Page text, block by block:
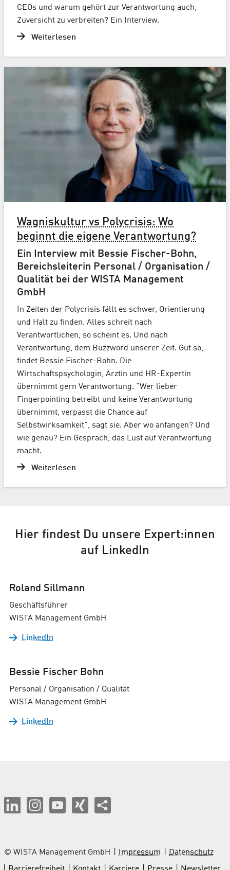
CEOs und warum gehört zur Verantwortung auch,
Zuversicht zu verbreiten? Ein Interview.
Weiterlesen
Wagniskultur vs Polycrisis: Wo
beginnt die eigene Verantwortung?
Ein Interview mit Bessie Fischer-Bohn,
Bereichsleiterin Personal / Organisation /
Qualität bei der WISTA Management
GmbH
In Zeiten der Polycrisis fällt es schwer, Orientierung
und Halt zu finden. Alles schreit nach
Verantwortlichen, so scheint es. Und nach
Verantwortung, dem Buzzword unserer Zeit. Gut so,
findet Bessie Fischer-Bohn. Die
Wirtschaftspsychologin, Ärztin und HR-Expertin
übernimmt gern Verantwortung. "Wer lieber
Fingerpointing betreibt und keine Verantwortung
übernimmt, verpasst die Chance auf
Selbstwirksamkeit", sagt sie. Aber wo anfangen? Und
wie genau? Ein Gespräch, das Lust auf Verantwortung
macht.
Weiterlesen
Hier findest Du unsere Expert:innen
auf LinkedIn
Roland Sillmann
Geschäftsführer
WISTA Management GmbH
LinkedIn
Bessie Fischer Bohn
Personal / Organisation / Qualität
WISTA Management GmbH
LinkedIn
© WISTA Management GmbH Impressum
Datenschutz